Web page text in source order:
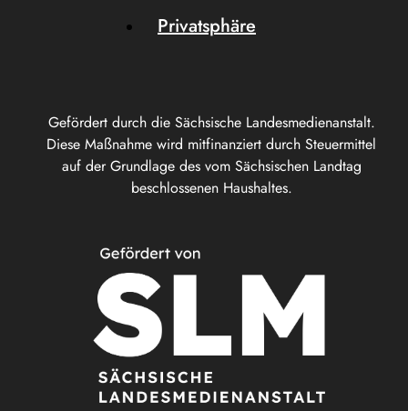
Gefördert durch die Sächsische Landesmedienanstalt.
Diese Maßnahme wird mitfinanziert durch Steuermittel
auf der Grundlage des vom Sächsischen Landtag
beschlossenen Haushaltes.
Privatsphäre